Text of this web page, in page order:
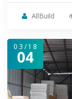
AllBuild
03/18
04